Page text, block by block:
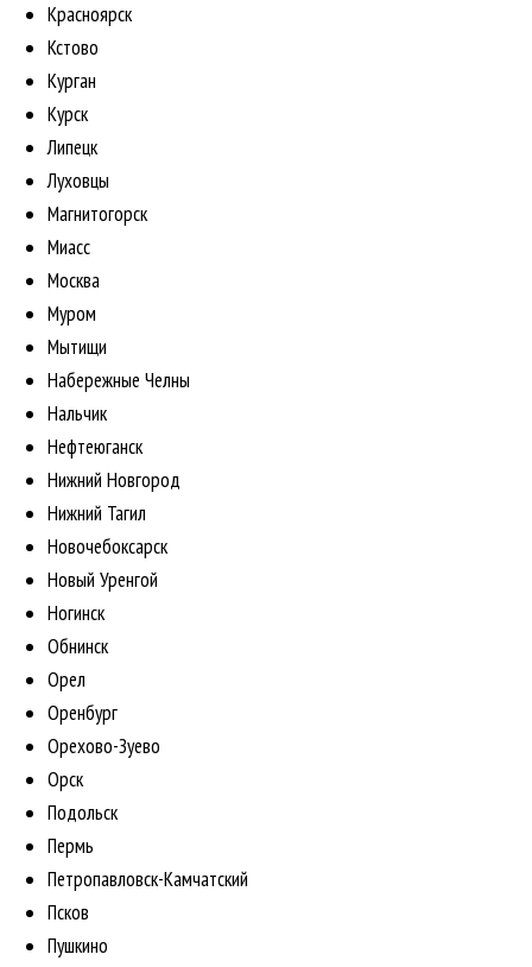
Красноярск
Кстово
Курган
Курск
Липецк
Луховцы
Магнитогорск
Миасс
Москва
Муром
Мытищи
Набережные Челны
Нальчик
Нефтеюганск
Нижний Новгород
Нижний Тагил
Новочебоксарск
Новый Уренгой
Ногинск
Обнинск
Орел
Оренбург
Орехово-Зуево
Орск
Подольск
Пермь
Петропавловск-Камчатский
Псков
Пушкино